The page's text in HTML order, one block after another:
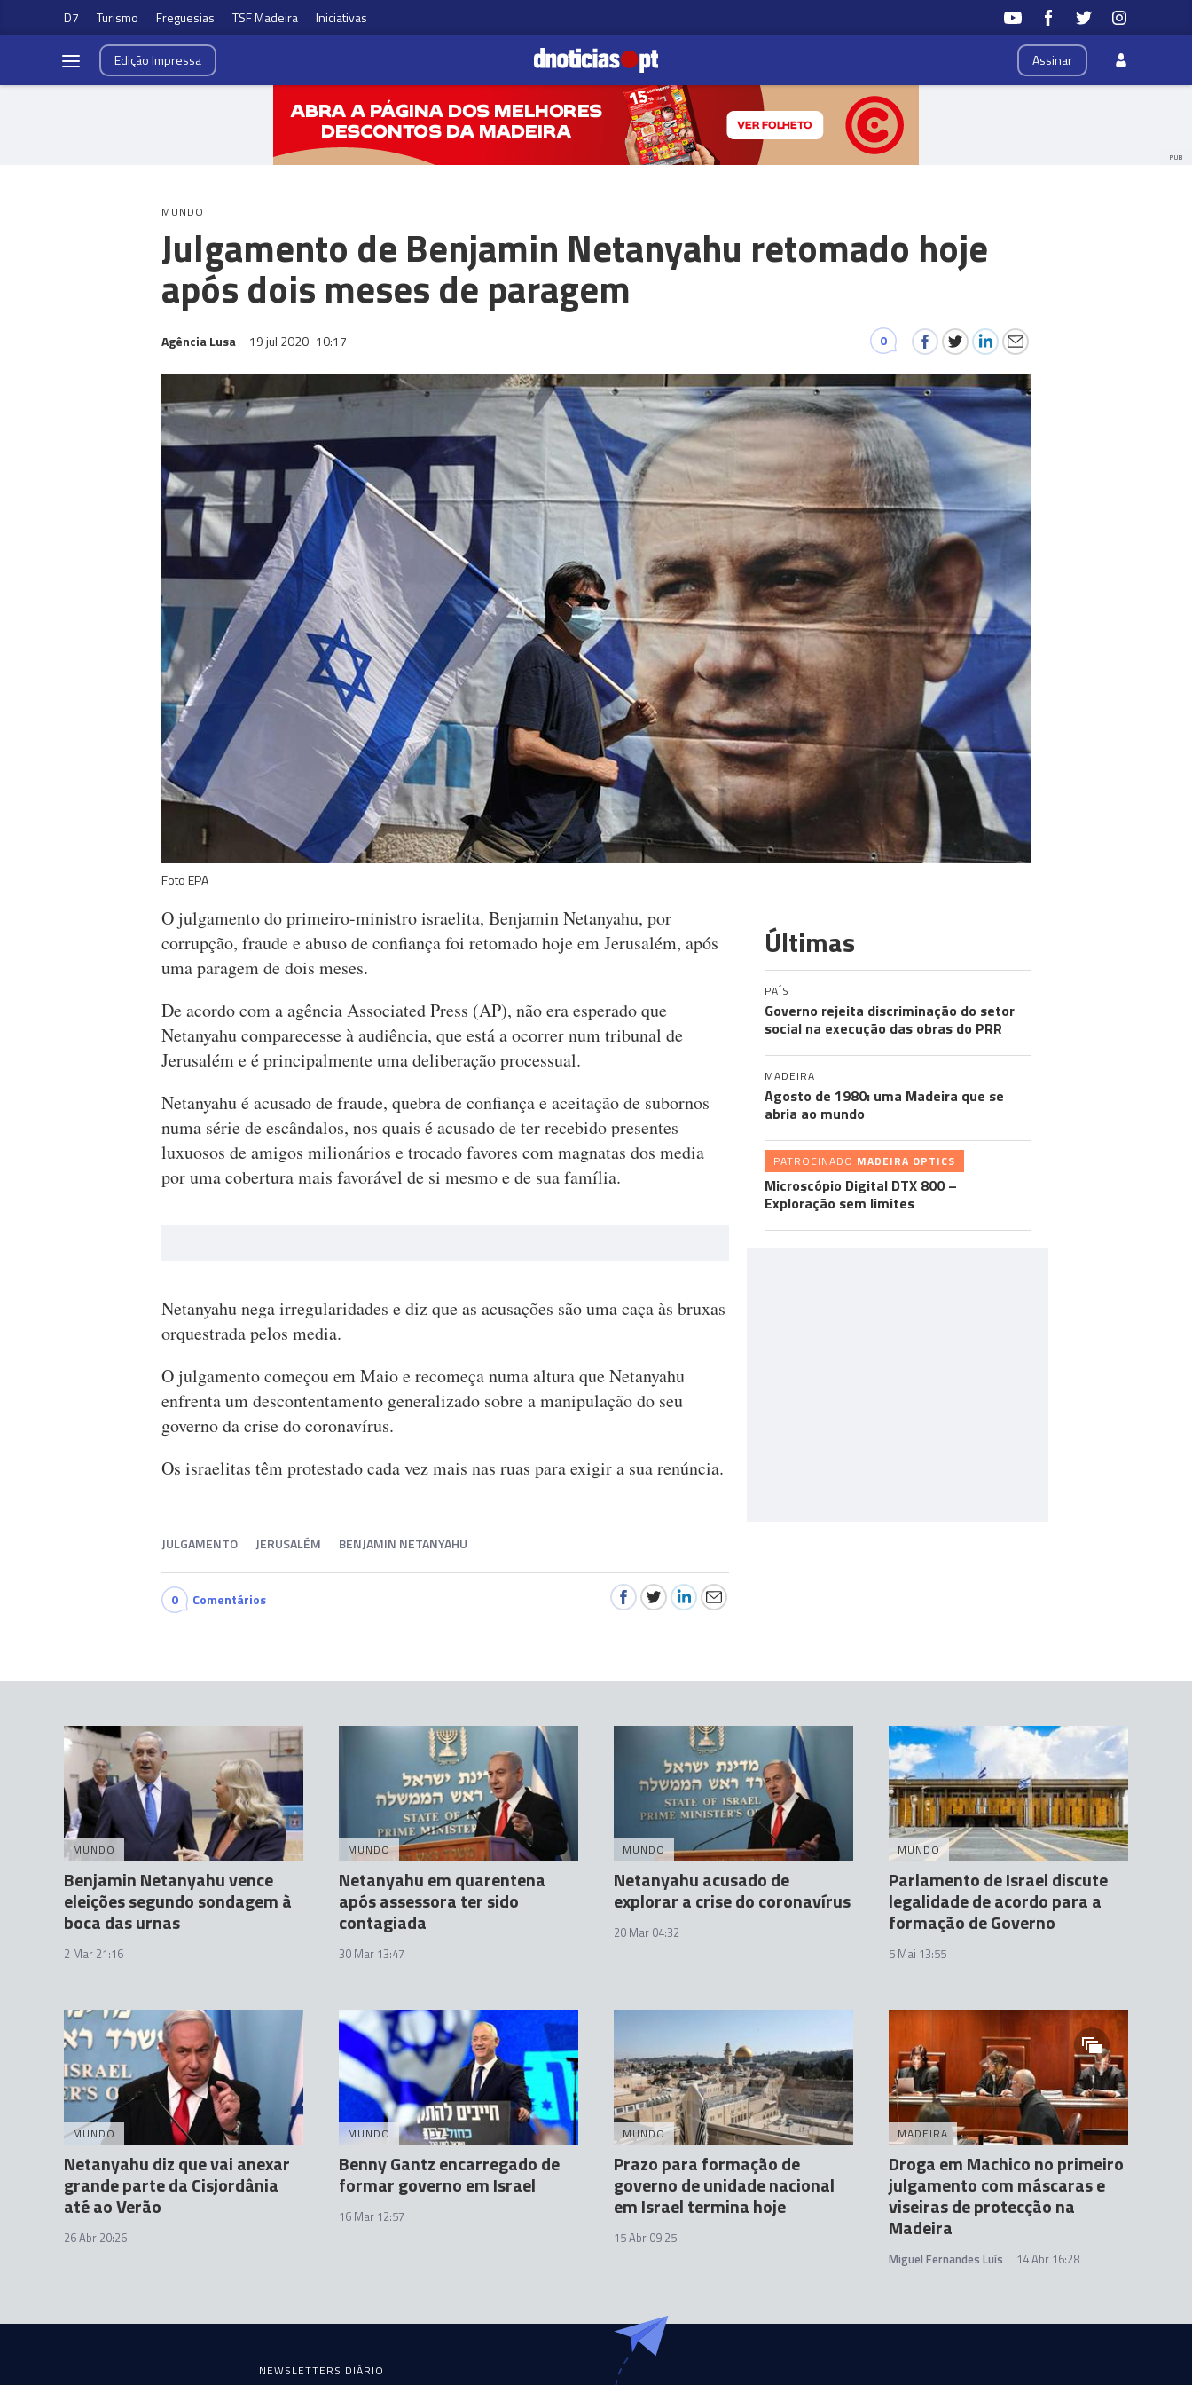
D7 Turismo Freguesias TSF Madeira Iniciativas
Assinar
EdiçãoImpressa
PUB
MUNDO
Julgamento de Benjamin Netanyahu retomado hoje
após dois meses de paragem
Agência Lusa 19 jul 2020 10:17 0
Foto EPA
O julgamento do primeiro-ministro israelita, Benjamin Netanyahu, por
corrupção, fraude e abuso de confiança foi retomado hoje em Jerusalém, após
uma paragem de dois meses.
De acordo com a agência Associated Press (AP), não era esperado que
Netanyahu comparecesse à audiência, que está a ocorrer num tribunal de
Jerusalém e é principalmente uma deliberação processual.
Netanyahu é acusado de fraude, quebra de confiança e aceitação de subornos
numa série de escândalos, nos quais é acusado de ter recebido presentes
luxuosos de amigos milionários e trocado favores com magnatas dos media
por uma cobertura mais favorável de si mesmo e de sua família.
Netanyahu nega irregularidades e diz que as acusações são uma caça às bruxas
orquestrada pelos media.
O julgamento começou em Maio e recomeça numa altura que Netanyahu
enfrenta um descontentamento generalizado sobre a manipulação do seu
governo da crise do coronavírus.
Os israelitas têm protestado cada vez mais nas ruas para exigir a sua renúncia.
JULGAMENTO JERUSALÉM BENJAMIN NETANYAHU
0 Comentários
Últimas
PAÍS
Governo rejeita discriminação do setor
social na execução das obras do PRR
MADEIRA
Agosto de 1980: uma Madeira que se
abria ao mundo
PATROCINADO MADEIRA OPTICS
Microscópio Digital DTX 800 –
Exploração sem limites
MUNDO
Benjamin Netanyahu vence
eleições segundo sondagem à
boca das urnas
2 Mar 21:16
MUNDO
Netanyahu em quarentena
após assessora ter sido
contagiada
30 Mar 13:47
MUNDO
Netanyahu acusado de
explorar a crise do coronavírus
20 Mar 04:32
MUNDO
Parlamento de Israel discute
legalidade de acordo para a
formação de Governo
5 Mai 13:55
MUNDO
Netanyahu diz que vai anexar
grande parte da Cisjordânia
até ao Verão
26 Abr 20:26
MUNDO
Benny Gantz encarregado de
formar governo em Israel
16 Mar 12:57
MUNDO
Prazo para formação de
governo de unidade nacional
em Israel termina hoje
15 Abr 09:25
MADEIRA
Droga em Machico no primeiro
julgamento com máscaras e
viseiras de protecção na
Madeira
Miguel Fernandes Luís 14 Abr 16:28
NEWSLETTERS DIÁRIO